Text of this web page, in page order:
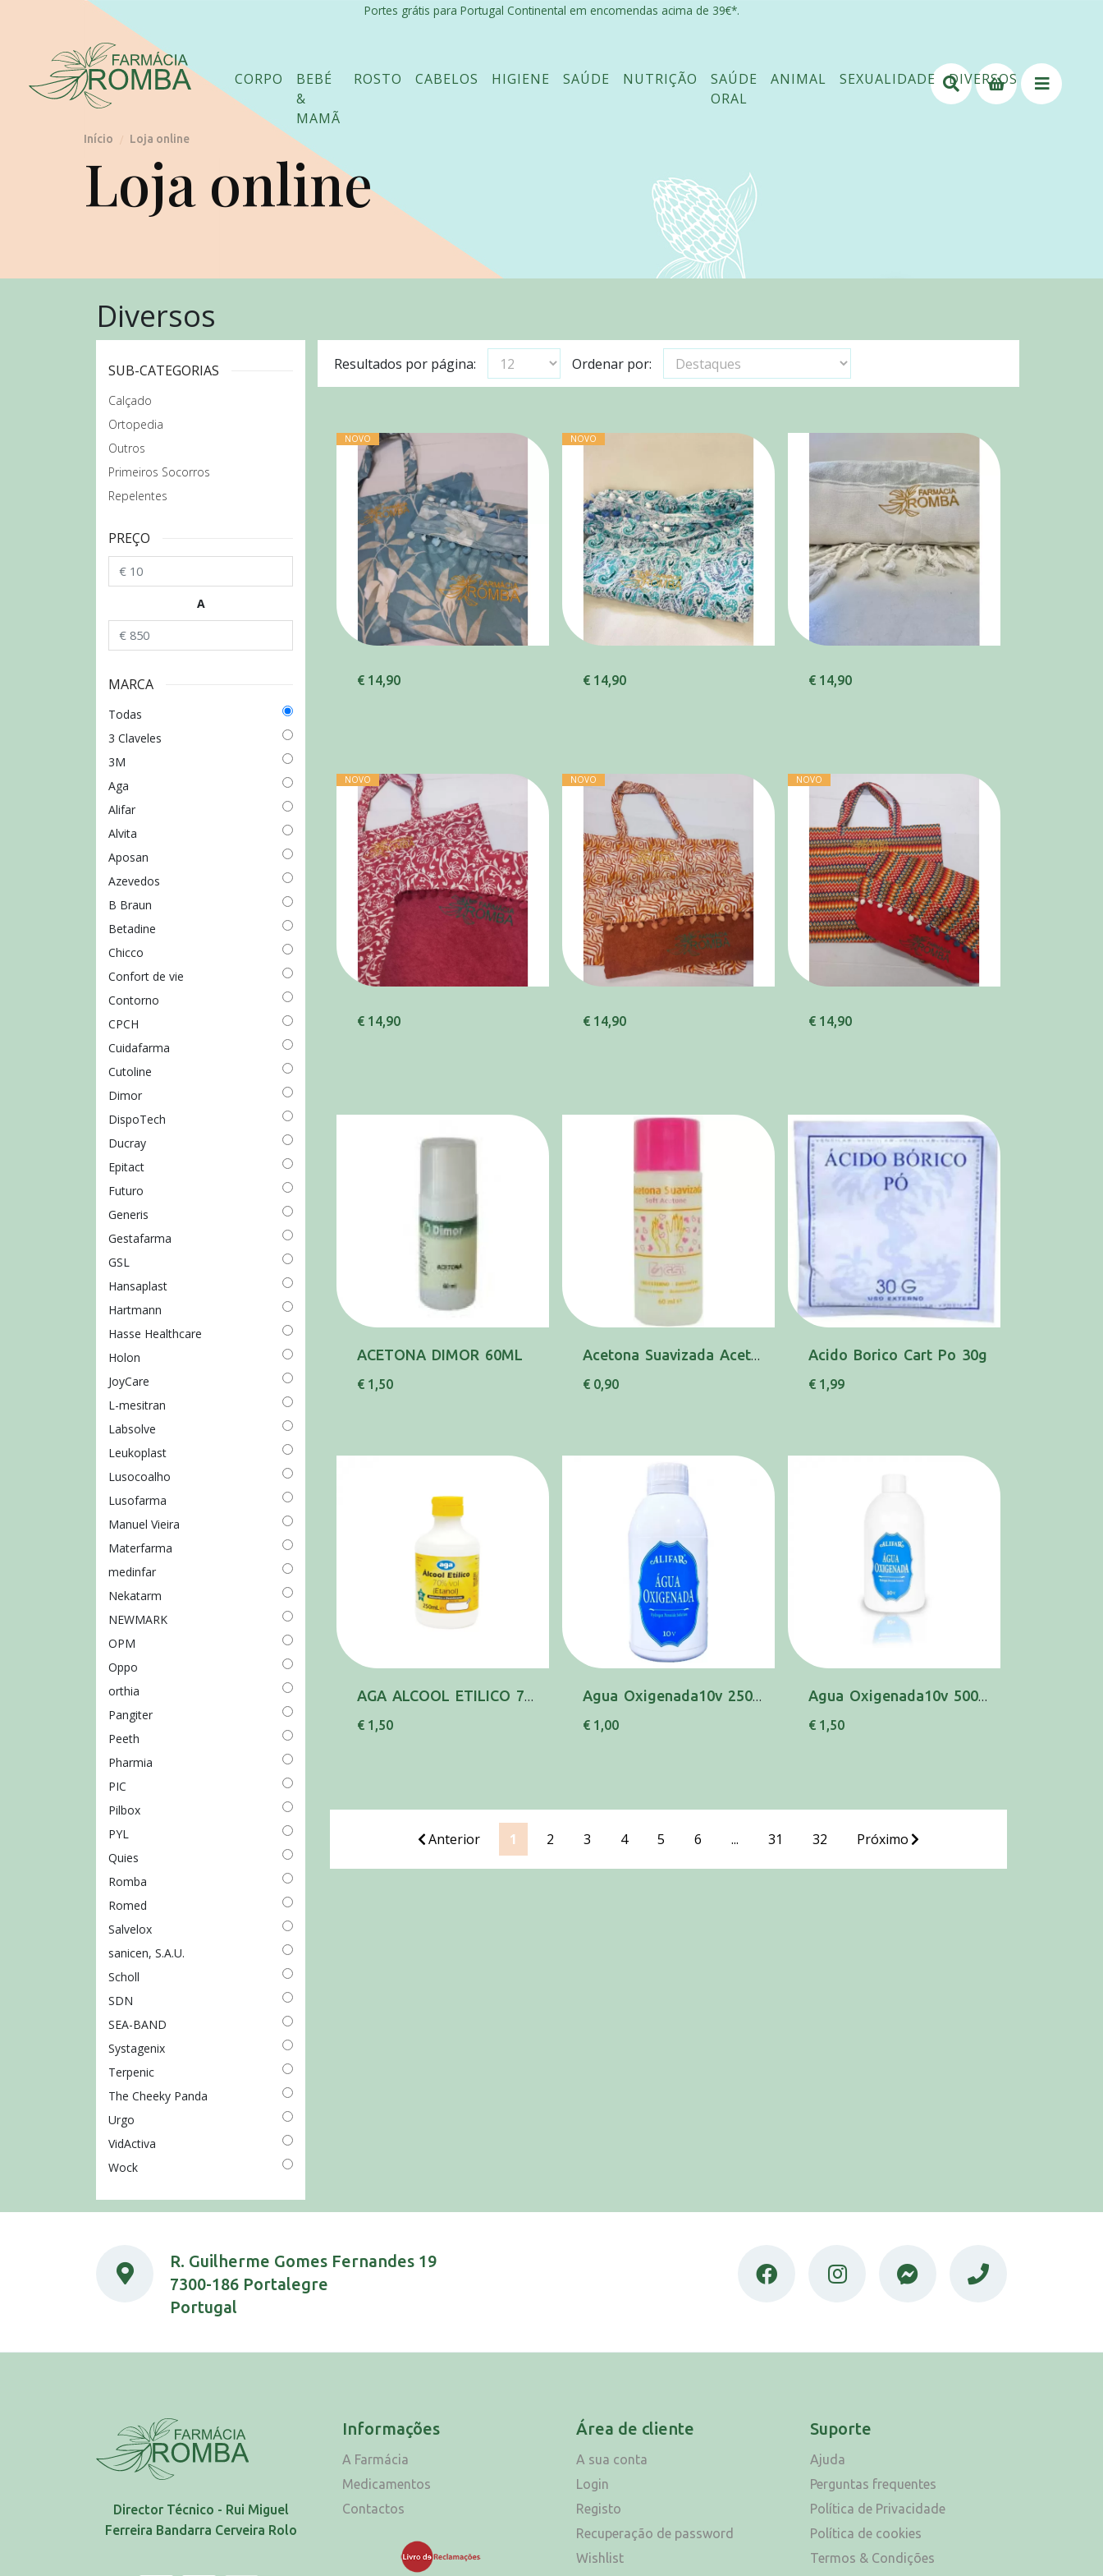
Portes grátis para Portugal Continental em encomendas acima de 39€*.
CORPO
BEBÉ
&
MAMÃ
ROSTO CABELOS HIGIENE SAÚDE NUTRIÇÃO
SAÚDE
ORAL
ANIMAL SEXUALIDADE DIVERSOS
Início / Loja online
Loja online
Diversos
SUB-CATEGORIAS
Calçado
Ortopedia
Outros
Primeiros Socorros
Repelentes
PREÇO
A
MARCA
Todas
3 Claveles
3M
Aga
Alifar
Alvita
Aposan
Azevedos
B Braun
Betadine
Chicco
Confort de vie
Contorno
CPCH
Cuidafarma
Cutoline
Dimor
DispoTech
Ducray
Epitact
Futuro
Generis
Gestafarma
GSL
Hansaplast
Hartmann
Hasse Healthcare
Holon
JoyCare
L-mesitran
Labsolve
Leukoplast
Lusocoalho
Lusofarma
Manuel Vieira
Materfarma
medinfar
Nekatarm
NEWMARK
OPM
Oppo
orthia
Pangiter
Peeth
Pharmia
PIC
Pilbox
PYL
Quies
Romba
Romed
Salvelox
sanicen, S.A.U.
Scholl
SDN
SEA-BAND
Systagenix
Terpenic
The Cheeky Panda
Urgo
VidActiva
Wock
Resultados por página: Ordenar por:
NOVO
€ 14,90
NOVO
€ 14,90 € 14,90
NOVO
€ 14,90
NOVO
€ 14,90
NOVO
€ 14,90
ACETONA DIMOR 60ML
€ 1,50
Acetona Suavizada Acetona 60 Ml Gsl
€ 0,90
Acido Borico Cart Po 30g
€ 1,99
AGA ALCOOL ETILICO 70% 250ML
€ 1,50
Agua Oxigenada10v 250 Ml Aliand
€ 1,00
Agua Oxigenada10v 500 Ml Aliand
€ 1,50
Anterior 1 2 3 4 5 6 ... 31 32 Próximo
R. Guilherme Gomes Fernandes 19
7300-186 Portalegre
Portugal
Director Técnico - Rui Miguel
Ferreira Bandarra Cerveira Rolo
Informações
A Farmácia
Medicamentos
Contactos
Área de cliente
A sua conta
Login
Registo
Recuperação de password
Wishlist
Suporte
Ajuda
Perguntas frequentes
Política de Privacidade
Política de cookies
Termos & Condições